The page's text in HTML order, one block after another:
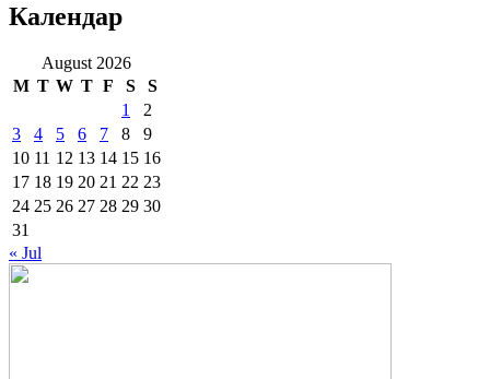
Календар
August 2026
M T W T F S
S
1
2
3
4 5 6 7 8
9
10 11 12 13 14 15 16
17 18 19 20 21 22 23
24 25 26 27 28 29 30
31
« Jul